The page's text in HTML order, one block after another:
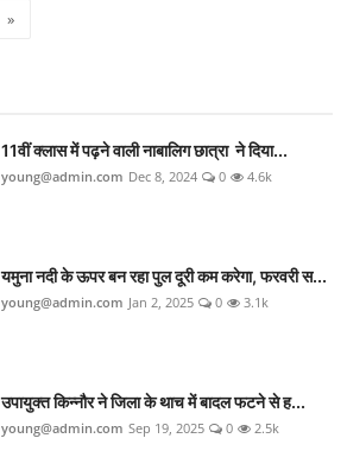
»
11वीं क्लास में पढ़ने वाली नाबालिग छात्रा ने दिया...
young@admin.com Dec 8, 2024 0 4.6k
यमुना नदी के ऊपर बन रहा पुल दूरी कम करेगा, फरवरी स...
young@admin.com Jan 2, 2025 0 3.1k
उपायुक्त किन्नौर ने जिला के थाच में बादल फटने से ह...
young@admin.com Sep 19, 2025 0 2.5k